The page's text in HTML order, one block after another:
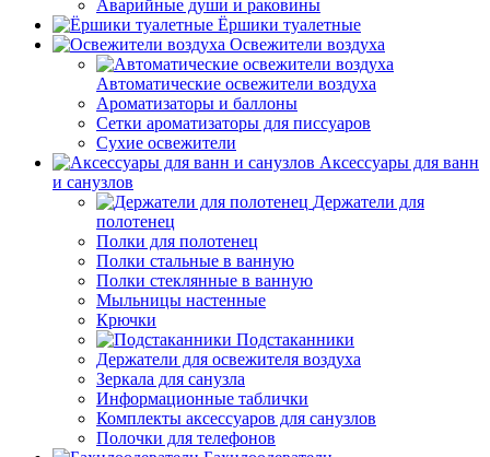
Аварийные души и раковины
Ёршики туалетные
Освежители воздуха
Автоматические освежители воздуха
Ароматизаторы и баллоны
Сетки ароматизаторы для писсуаров
Сухие освежители
Аксессуары для ванн
и санузлов
Держатели для
полотенец
Полки для полотенец
Полки стальные в ванную
Полки стеклянные в ванную
Мыльницы настенные
Крючки
Подстаканники
Держатели для освежителя воздуха
Зеркала для санузла
Информационные таблички
Комплекты аксессуаров для санузлов
Полочки для телефонов